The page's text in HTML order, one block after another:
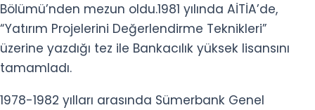
Bölümü’nden mezun oldu.1981 yılında AİTİA’de,
“Yatırım Projelerini Değerlendirme Teknikleri”
üzerine yazdığı tez ile Bankacılık yüksek lisansını
tamamladı.
1978-1982 yılları arasında Sümerbank Genel